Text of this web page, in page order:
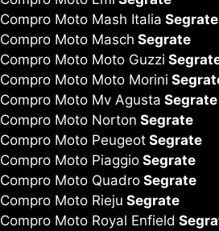
Compro Moto Mash Italia Segrate
Compro Moto Masch Segrate
Compro Moto Moto Guzzi
Compro Moto Moto Morini
Compro Moto Mv Agusta Segrate
Compro Moto Norton Segrate
Compro Moto Peugeot Segrate
Compro Moto Piaggio Segrate
Compro Moto Quadro Segrate
Compro Moto Rieju Segrate
Compro Moto Royal Enfield